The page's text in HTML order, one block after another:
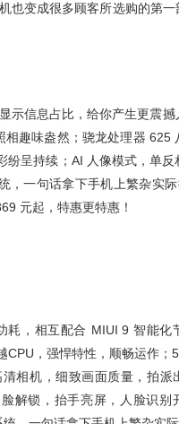
也变成很多顾客所选购的第
信息占比，给你产生更震撼
趣味盎然；骁龙处理器 625
呈持续；AI 人像模式，单反
，一句话拿下手机上繁杂实
元起，特惠更特惠！
耗，相互配合 MIUI 9 智能化
，强悍特性，顺畅运作；
相机，细致画面质量，拍派
解锁，抬手亮屏，人脸识别